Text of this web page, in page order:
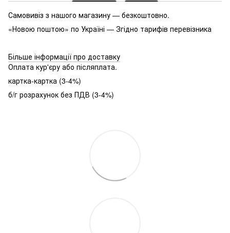
Самовивіз з нашого магазину — безкоштовно.
«Новою поштою» по Україні — Згідно тарифів перевізника
Більше інформації про доставку
Оплата кур'єру або післяплата.
картка-картка (3-4%)
б/г розрахунок без ПДВ (3-4%)